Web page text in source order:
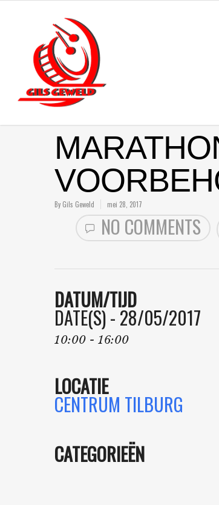
By Gils Geweld mei 28, 2017
NO COMMENTS
DATUM/TIJD
DATE(S) - 28/05/2017
10:00 - 16:00
LOCATIE
CENTRUM TILBURG
CATEGORIEËN